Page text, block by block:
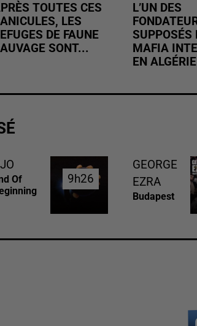
TOUTES CES
LES
DE FAUNE
SONT...
L’UN DES
SUPPOSÉS
MAFIA
EN ALGÉRIE
Of
9h26
9h26
GEORGE
EZRA
Budapest